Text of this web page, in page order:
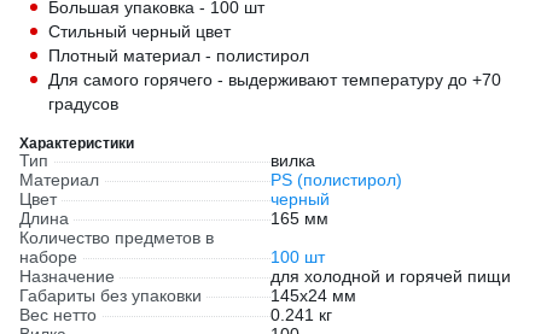
Большая упаковка - 100 шт
Стильный черный цвет
Плотный материал - полистирол
Для самого горячего - выдерживают температуру до +70
градусов
Характеристики
Тип
вилка
Материал
PS (полистирол)
Цвет
черный
Длина
165 мм
Количество предметов в
наборе
100 шт
Назначение
для холодной и горячей пищи
Габариты без упаковки
145х24 мм
Вес нетто
0.241 кг